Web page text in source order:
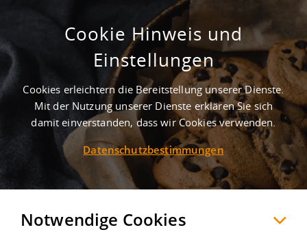
Treffer -Gewerbegebiete in Markersdorf
Markersdorf
Möchten Sie diese Suche als Suchauftrag
Objekte informiert werden?
Cookie Hinweis und
Einstellungen
Cookies erleichtern die Bereitstellung unserer Dienste.
Mit der Nutzung unserer Dienste erklären Sie sich
damit einverstanden, dass wir Cookies verwenden.
Datenschutzbestimmungen
Notwendige Cookies